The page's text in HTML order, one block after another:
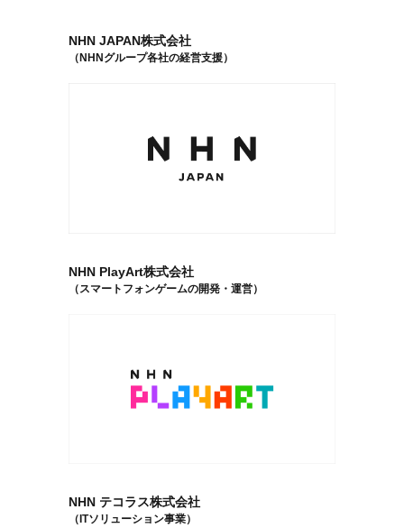
NHN JAPAN株式会社
（NHNグループ各社の経営支援）
NHN PlayArt株式会社
（スマートフォンゲームの開発・運営）
NHN テコラス株式会社
（ITソリューション事業）